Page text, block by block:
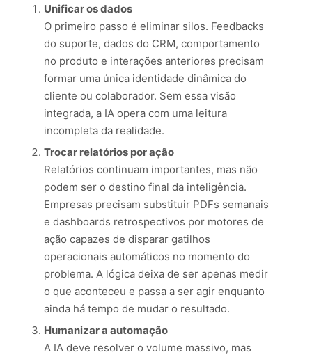
Unificar os dados
O primeiro passo é eliminar silos. Feedbacks
do suporte, dados do CRM, comportamento
no produto e interações anteriores precisam
formar uma única identidade dinâmica do
cliente ou colaborador. Sem essa visão
integrada, a IA opera com uma leitura
incompleta da realidade.
Trocar relatórios por ação
Relatórios continuam importantes, mas não
podem ser o destino final da inteligência.
Empresas precisam substituir PDFs semanais
e dashboards retrospectivos por motores de
ação capazes de disparar gatilhos
operacionais automáticos no momento do
problema. A lógica deixa de ser apenas medir
o que aconteceu e passa a ser agir enquanto
ainda há tempo de mudar o resultado.
Humanizar a automação
A IA deve resolver o volume massivo, mas